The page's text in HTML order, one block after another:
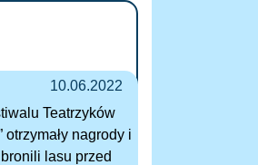
10.06.2022
Teatrzyków
nagrody i
lasu przed